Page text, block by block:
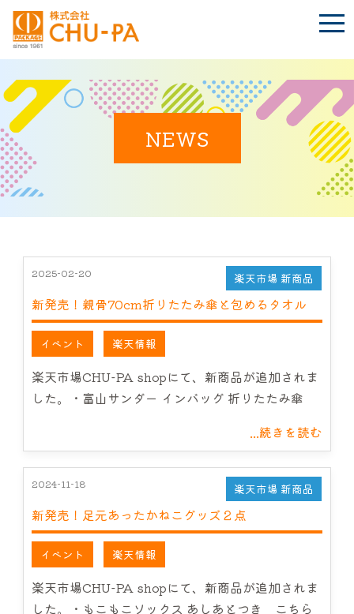
t
o
e
n
a
v
i
g
a
t
o
n
Language BLOG
会社案内
環境への取り組み
製品紹介
サービス案内
NEWS
お問い合わせ
NEWS
2025-02-20
新発売！親骨70cm折りたたみ傘と包めるタオル
楽天市場 新商品
イベント 楽天情報
楽天市場CHU-PA shopにて、新商品が追加されま
した。・富山サンダー インバッグ 折りたたみ傘
...続きを読む
2024-11-18
新発売！足元あったかねこグッズ２点
楽天市場 新商品
イベント 楽天情報
楽天市場CHU-PA shopにて、新商品が追加されま
した。・もこもこソックス あしあとつき こちら